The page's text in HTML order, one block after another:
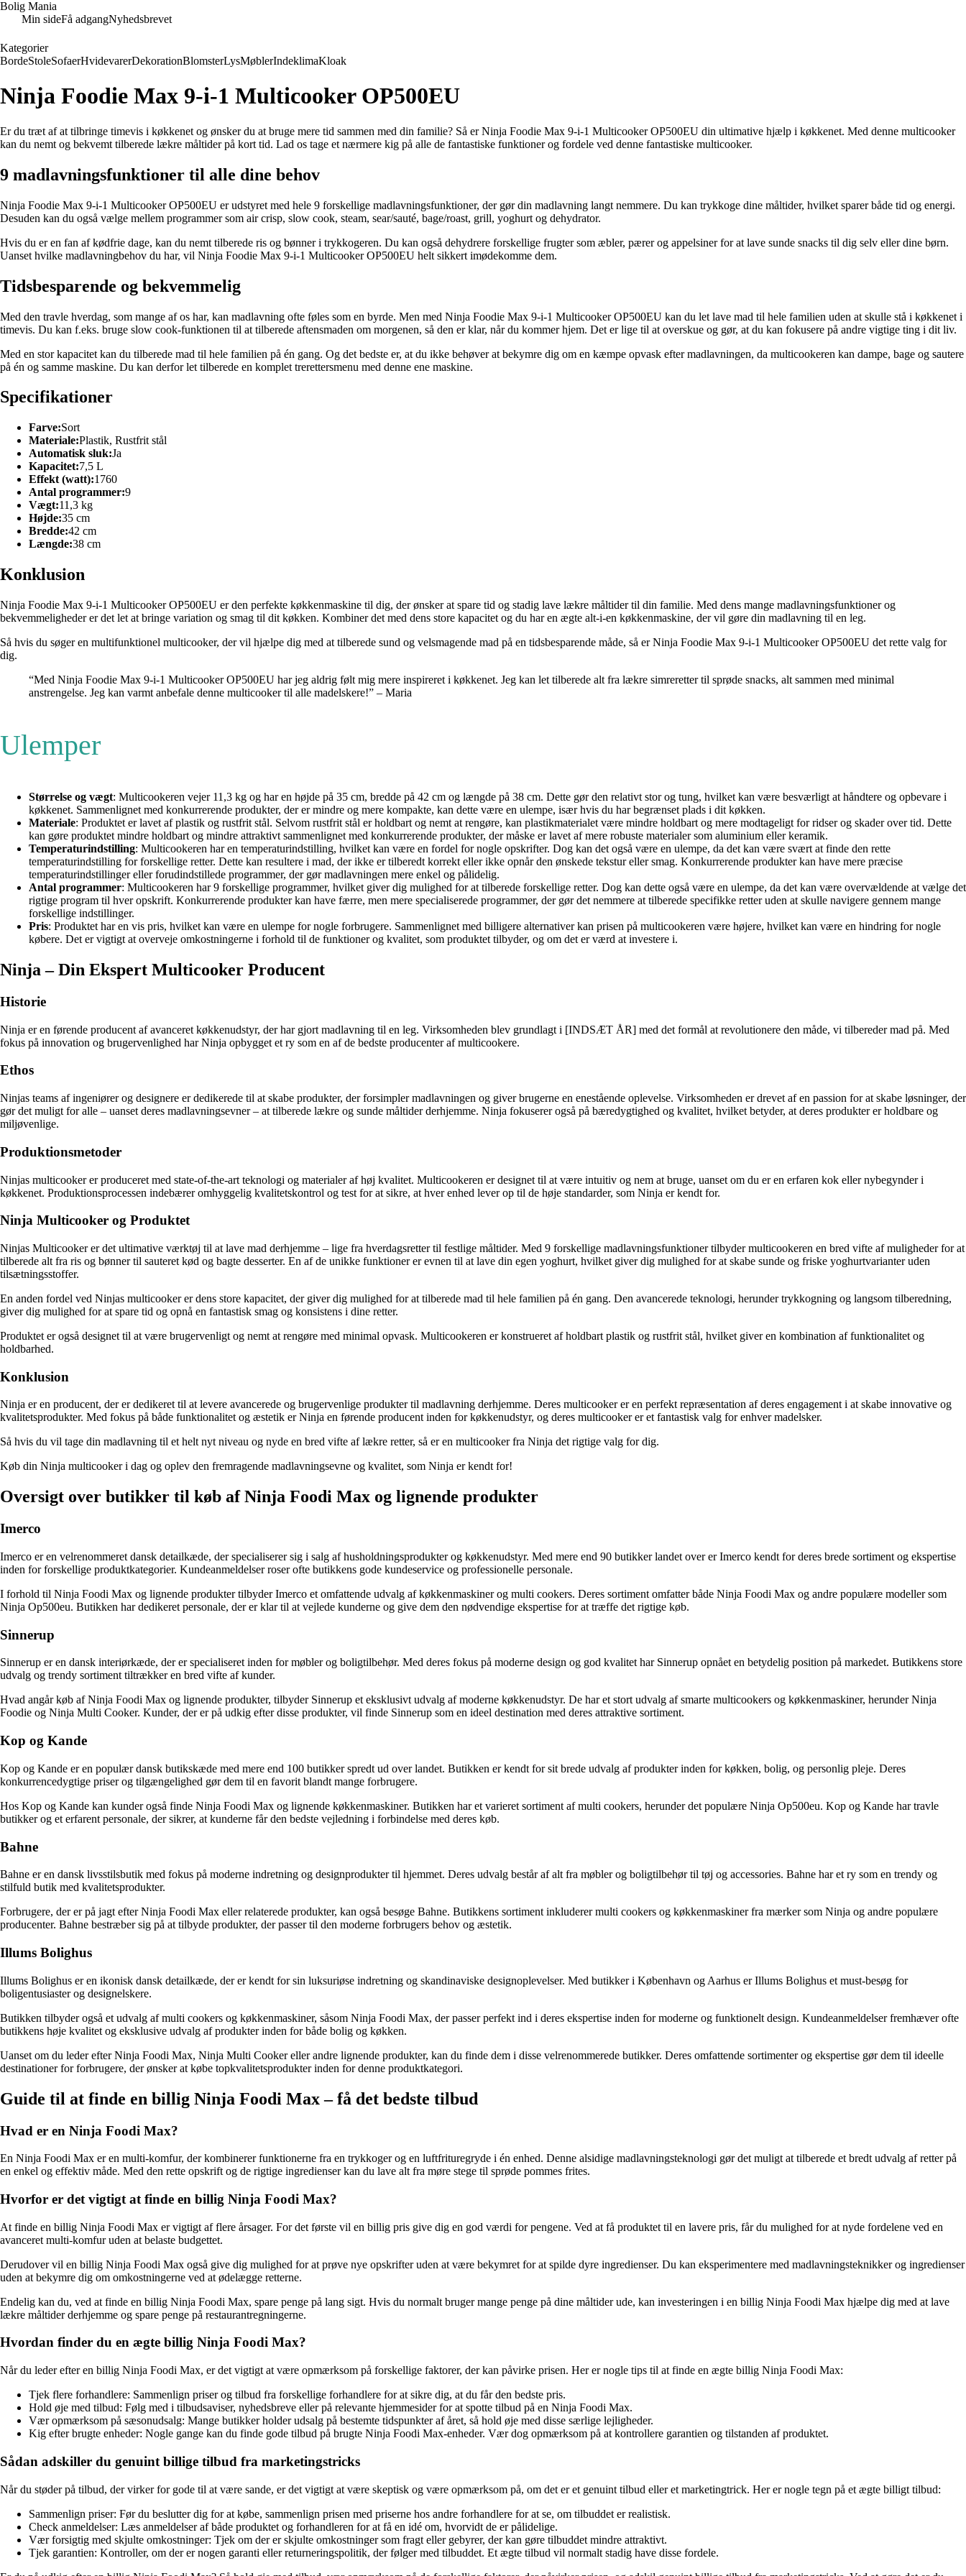
Bolig Mania
Min sideFå adgangNyhedsbrevet
Kategorier
BordeStoleSofaerHvidevarerDekorationBlomsterLysMøblerIndeklimaKloak
Ninja Foodie Max 9-i-1 Multicooker OP500EU
Er du træt af at tilbringe timevis i køkkenet og ønsker du at bruge mere tid sammen med din familie? Så er Ninja Foodie Max 9-i-1 Multicooker OP500EU din ultimative hjælp i køkkenet. Med denne multicooker
kan du nemt og bekvemt tilberede lækre måltider på kort tid. Lad os tage et nærmere kig på alle de fantastiske funktioner og fordele ved denne fantastiske multicooker.
9 madlavningsfunktioner til alle dine behov
Ninja Foodie Max 9-i-1 Multicooker OP500EU er udstyret med hele 9 forskellige madlavningsfunktioner, der gør din madlavning langt nemmere. Du kan trykkoge dine måltider, hvilket sparer både tid og energi.
Desuden kan du også vælge mellem programmer som air crisp, slow cook, steam, sear/sauté, bage/roast, grill, yoghurt og dehydrator.
Hvis du er en fan af kødfrie dage, kan du nemt tilberede ris og bønner i trykkogeren. Du kan også dehydrere forskellige frugter som æbler, pærer og appelsiner for at lave sunde snacks til dig selv eller dine børn.
Uanset hvilke madlavningbehov du har, vil Ninja Foodie Max 9-i-1 Multicooker OP500EU helt sikkert imødekomme dem.
Tidsbesparende og bekvemmelig
Med den travle hverdag, som mange af os har, kan madlavning ofte føles som en byrde. Men med Ninja Foodie Max 9-i-1 Multicooker OP500EU kan du let lave mad til hele familien uden at skulle stå i køkkenet i
timevis. Du kan f.eks. bruge slow cook-funktionen til at tilberede aftensmaden om morgenen, så den er klar, når du kommer hjem. Det er lige til at overskue og gør, at du kan fokusere på andre vigtige ting i dit liv.
Med en stor kapacitet kan du tilberede mad til hele familien på én gang. Og det bedste er, at du ikke behøver at bekymre dig om en kæmpe opvask efter madlavningen, da multicookeren kan dampe, bage og sautere
på én og samme maskine. Du kan derfor let tilberede en komplet trerettersmenu med denne ene maskine.
Specifikationer
Farve:Sort
Materiale:Plastik, Rustfrit stål
Automatisk sluk:Ja
Kapacitet:7,5 L
Effekt (watt):1760
Antal programmer:9
Vægt:11,3 kg
Højde:35 cm
Bredde:42 cm
Længde:38 cm
Konklusion
Ninja Foodie Max 9-i-1 Multicooker OP500EU er den perfekte køkkenmaskine til dig, der ønsker at spare tid og stadig lave lækre måltider til din familie. Med dens mange madlavningsfunktioner og
bekvemmeligheder er det let at bringe variation og smag til dit køkken. Kombiner det med dens store kapacitet og du har en ægte alt-i-en køkkenmaskine, der vil gøre din madlavning til en leg.
Så hvis du søger en multifunktionel multicooker, der vil hjælpe dig med at tilberede sund og velsmagende mad på en tidsbesparende måde, så er Ninja Foodie Max 9-i-1 Multicooker OP500EU det rette valg for
dig.
“Med Ninja Foodie Max 9-i-1 Multicooker OP500EU har jeg aldrig følt mig mere inspireret i køkkenet. Jeg kan let tilberede alt fra lækre simreretter til sprøde snacks, alt sammen med minimal
anstrengelse. Jeg kan varmt anbefale denne multicooker til alle madelskere!” – Maria
Ulemper
Størrelse og vægt: Multicookeren vejer 11,3 kg og har en højde på 35 cm, bredde på 42 cm og længde på 38 cm. Dette gør den relativt stor og tung, hvilket kan være besværligt at håndtere og opbevare i
køkkenet. Sammenlignet med konkurrerende produkter, der er mindre og mere kompakte, kan dette være en ulempe, især hvis du har begrænset plads i dit køkken.
Materiale: Produktet er lavet af plastik og rustfrit stål. Selvom rustfrit stål er holdbart og nemt at rengøre, kan plastikmaterialet være mindre holdbart og mere modtageligt for ridser og skader over tid. Dette
kan gøre produktet mindre holdbart og mindre attraktivt sammenlignet med konkurrerende produkter, der måske er lavet af mere robuste materialer som aluminium eller keramik.
Temperaturindstilling: Multicookeren har en temperaturindstilling, hvilket kan være en fordel for nogle opskrifter. Dog kan det også være en ulempe, da det kan være svært at finde den rette
temperaturindstilling for forskellige retter. Dette kan resultere i mad, der ikke er tilberedt korrekt eller ikke opnår den ønskede tekstur eller smag. Konkurrerende produkter kan have mere præcise
temperaturindstillinger eller forudindstillede programmer, der gør madlavningen mere enkel og pålidelig.
Antal programmer: Multicookeren har 9 forskellige programmer, hvilket giver dig mulighed for at tilberede forskellige retter. Dog kan dette også være en ulempe, da det kan være overvældende at vælge det
rigtige program til hver opskrift. Konkurrerende produkter kan have færre, men mere specialiserede programmer, der gør det nemmere at tilberede specifikke retter uden at skulle navigere gennem mange
forskellige indstillinger.
Pris: Produktet har en vis pris, hvilket kan være en ulempe for nogle forbrugere. Sammenlignet med billigere alternativer kan prisen på multicookeren være højere, hvilket kan være en hindring for nogle
købere. Det er vigtigt at overveje omkostningerne i forhold til de funktioner og kvalitet, som produktet tilbyder, og om det er værd at investere i.
Ninja – Din Ekspert Multicooker Producent
Historie
Ninja er en førende producent af avanceret køkkenudstyr, der har gjort madlavning til en leg. Virksomheden blev grundlagt i [INDSÆT ÅR] med det formål at revolutionere den måde, vi tilbereder mad på. Med
fokus på innovation og brugervenlighed har Ninja opbygget et ry som en af de bedste producenter af multicookere.
Ethos
Ninjas teams af ingeniører og designere er dedikerede til at skabe produkter, der forsimpler madlavningen og giver brugerne en enestående oplevelse. Virksomheden er drevet af en passion for at skabe løsninger, der
gør det muligt for alle – uanset deres madlavningsevner – at tilberede lækre og sunde måltider derhjemme. Ninja fokuserer også på bæredygtighed og kvalitet, hvilket betyder, at deres produkter er holdbare og
miljøvenlige.
Produktionsmetoder
Ninjas multicooker er produceret med state-of-the-art teknologi og materialer af høj kvalitet. Multicookeren er designet til at være intuitiv og nem at bruge, uanset om du er en erfaren kok eller nybegynder i
køkkenet. Produktionsprocessen indebærer omhyggelig kvalitetskontrol og test for at sikre, at hver enhed lever op til de høje standarder, som Ninja er kendt for.
Ninja Multicooker og Produktet
Ninjas Multicooker er det ultimative værktøj til at lave mad derhjemme – lige fra hverdagsretter til festlige måltider. Med 9 forskellige madlavningsfunktioner tilbyder multicookeren en bred vifte af muligheder for at
tilberede alt fra ris og bønner til sauteret kød og bagte desserter. En af de unikke funktioner er evnen til at lave din egen yoghurt, hvilket giver dig mulighed for at skabe sunde og friske yoghurtvarianter uden
tilsætningsstoffer.
En anden fordel ved Ninjas multicooker er dens store kapacitet, der giver dig mulighed for at tilberede mad til hele familien på én gang. Den avancerede teknologi, herunder trykkogning og langsom tilberedning,
giver dig mulighed for at spare tid og opnå en fantastisk smag og konsistens i dine retter.
Produktet er også designet til at være brugervenligt og nemt at rengøre med minimal opvask. Multicookeren er konstrueret af holdbart plastik og rustfrit stål, hvilket giver en kombination af funktionalitet og
holdbarhed.
Konklusion
Ninja er en producent, der er dedikeret til at levere avancerede og brugervenlige produkter til madlavning derhjemme. Deres multicooker er en perfekt repræsentation af deres engagement i at skabe innovative og
kvalitetsprodukter. Med fokus på både funktionalitet og æstetik er Ninja en førende producent inden for køkkenudstyr, og deres multicooker er et fantastisk valg for enhver madelsker.
Så hvis du vil tage din madlavning til et helt nyt niveau og nyde en bred vifte af lækre retter, så er en multicooker fra Ninja det rigtige valg for dig.
Køb din Ninja multicooker i dag og oplev den fremragende madlavningsevne og kvalitet, som Ninja er kendt for!
Oversigt over butikker til køb af Ninja Foodi Max og lignende produkter
Imerco
Imerco er en velrenommeret dansk detailkæde, der specialiserer sig i salg af husholdningsprodukter og køkkenudstyr. Med mere end 90 butikker landet over er Imerco kendt for deres brede sortiment og ekspertise
inden for forskellige produktkategorier. Kundeanmeldelser roser ofte butikkens gode kundeservice og professionelle personale.
I forhold til Ninja Foodi Max og lignende produkter tilbyder Imerco et omfattende udvalg af køkkenmaskiner og multi cookers. Deres sortiment omfatter både Ninja Foodi Max og andre populære modeller som
Ninja Op500eu. Butikken har dedikeret personale, der er klar til at vejlede kunderne og give dem den nødvendige ekspertise for at træffe det rigtige køb.
Sinnerup
Sinnerup er en dansk interiørkæde, der er specialiseret inden for møbler og boligtilbehør. Med deres fokus på moderne design og god kvalitet har Sinnerup opnået en betydelig position på markedet. Butikkens store
udvalg og trendy sortiment tiltrækker en bred vifte af kunder.
Hvad angår køb af Ninja Foodi Max og lignende produkter, tilbyder Sinnerup et eksklusivt udvalg af moderne køkkenudstyr. De har et stort udvalg af smarte multicookers og køkkenmaskiner, herunder Ninja
Foodie og Ninja Multi Cooker. Kunder, der er på udkig efter disse produkter, vil finde Sinnerup som en ideel destination med deres attraktive sortiment.
Kop og Kande
Kop og Kande er en populær dansk butikskæde med mere end 100 butikker spredt ud over landet. Butikken er kendt for sit brede udvalg af produkter inden for køkken, bolig, og personlig pleje. Deres
konkurrencedygtige priser og tilgængelighed gør dem til en favorit blandt mange forbrugere.
Hos Kop og Kande kan kunder også finde Ninja Foodi Max og lignende køkkenmaskiner. Butikken har et varieret sortiment af multi cookers, herunder det populære Ninja Op500eu. Kop og Kande har travle
butikker og et erfarent personale, der sikrer, at kunderne får den bedste vejledning i forbindelse med deres køb.
Bahne
Bahne er en dansk livsstilsbutik med fokus på moderne indretning og designprodukter til hjemmet. Deres udvalg består af alt fra møbler og boligtilbehør til tøj og accessories. Bahne har et ry som en trendy og
stilfuld butik med kvalitetsprodukter.
Forbrugere, der er på jagt efter Ninja Foodi Max eller relaterede produkter, kan også besøge Bahne. Butikkens sortiment inkluderer multi cookers og køkkenmaskiner fra mærker som Ninja og andre populære
producenter. Bahne bestræber sig på at tilbyde produkter, der passer til den moderne forbrugers behov og æstetik.
Illums Bolighus
Illums Bolighus er en ikonisk dansk detailkæde, der er kendt for sin luksuriøse indretning og skandinaviske designoplevelser. Med butikker i København og Aarhus er Illums Bolighus et must-besøg for
boligentusiaster og designelskere.
Butikken tilbyder også et udvalg af multi cookers og køkkenmaskiner, såsom Ninja Foodi Max, der passer perfekt ind i deres ekspertise inden for moderne og funktionelt design. Kundeanmeldelser fremhæver ofte
butikkens høje kvalitet og eksklusive udvalg af produkter inden for både bolig og køkken.
Uanset om du leder efter Ninja Foodi Max, Ninja Multi Cooker eller andre lignende produkter, kan du finde dem i disse velrenommerede butikker. Deres omfattende sortimenter og ekspertise gør dem til ideelle
destinationer for forbrugere, der ønsker at købe topkvalitetsprodukter inden for denne produktkategori.
Guide til at finde en billig Ninja Foodi Max – få det bedste tilbud
Hvad er en Ninja Foodi Max?
En Ninja Foodi Max er en multi-komfur, der kombinerer funktionerne fra en trykkoger og en luftfrituregryde i én enhed. Denne alsidige madlavningsteknologi gør det muligt at tilberede et bredt udvalg af retter på
en enkel og effektiv måde. Med den rette opskrift og de rigtige ingredienser kan du lave alt fra møre stege til sprøde pommes frites.
Hvorfor er det vigtigt at finde en billig Ninja Foodi Max?
At finde en billig Ninja Foodi Max er vigtigt af flere årsager. For det første vil en billig pris give dig en god værdi for pengene. Ved at få produktet til en lavere pris, får du mulighed for at nyde fordelene ved en
avanceret multi-komfur uden at belaste budgettet.
Derudover vil en billig Ninja Foodi Max også give dig mulighed for at prøve nye opskrifter uden at være bekymret for at spilde dyre ingredienser. Du kan eksperimentere med madlavningsteknikker og ingredienser
uden at bekymre dig om omkostningerne ved at ødelægge retterne.
Endelig kan du, ved at finde en billig Ninja Foodi Max, spare penge på lang sigt. Hvis du normalt bruger mange penge på dine måltider ude, kan investeringen i en billig Ninja Foodi Max hjælpe dig med at lave
lækre måltider derhjemme og spare penge på restaurantregningerne.
Hvordan finder du en ægte billig Ninja Foodi Max?
Når du leder efter en billig Ninja Foodi Max, er det vigtigt at være opmærksom på forskellige faktorer, der kan påvirke prisen. Her er nogle tips til at finde en ægte billig Ninja Foodi Max:
Tjek flere forhandlere: Sammenlign priser og tilbud fra forskellige forhandlere for at sikre dig, at du får den bedste pris.
Hold øje med tilbud: Følg med i tilbudsaviser, nyhedsbreve eller på relevante hjemmesider for at spotte tilbud på en Ninja Foodi Max.
Vær opmærksom på sæsonudsalg: Mange butikker holder udsalg på bestemte tidspunkter af året, så hold øje med disse særlige lejligheder.
Kig efter brugte enheder: Nogle gange kan du finde gode tilbud på brugte Ninja Foodi Max-enheder. Vær dog opmærksom på at kontrollere garantien og tilstanden af produktet.
Sådan adskiller du genuint billige tilbud fra marketingstricks
Når du støder på tilbud, der virker for gode til at være sande, er det vigtigt at være skeptisk og være opmærksom på, om det er et genuint tilbud eller et marketingtrick. Her er nogle tegn på et ægte billigt tilbud:
Sammenlign priser: Før du beslutter dig for at købe, sammenlign prisen med priserne hos andre forhandlere for at se, om tilbuddet er realistisk.
Check anmeldelser: Læs anmeldelser af både produktet og forhandleren for at få en idé om, hvorvidt de er pålidelige.
Vær forsigtig med skjulte omkostninger: Tjek om der er skjulte omkostninger som fragt eller gebyrer, der kan gøre tilbuddet mindre attraktivt.
Tjek garantien: Kontroller, om der er nogen garanti eller returneringspolitik, der følger med tilbuddet. Et ægte tilbud vil normalt stadig have disse fordele.